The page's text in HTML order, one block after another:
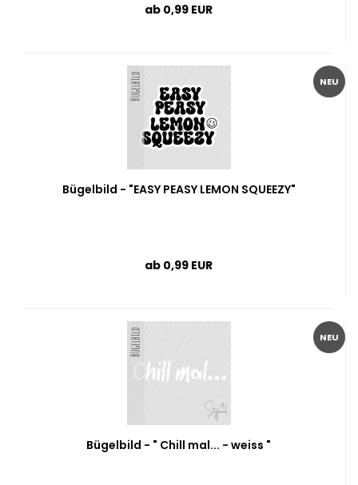
ab 0,99 EUR
NEU
Bügelbild - "EASY PEASY LEMON SQUEEZY"
ab 0,99 EUR
NEU
Bügelbild - " Chill mal... - weiss "